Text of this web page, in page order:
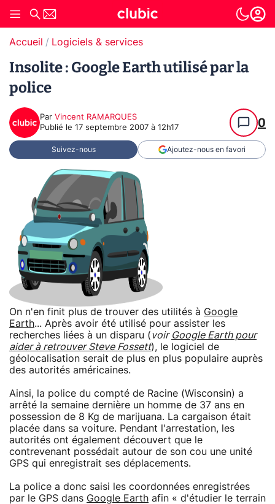
Accueil Logiciels & services
Insolite : Google Earth utilisé par la
police
Par Vincent RAMARQUES
Publié le 17 septembre 2007 à 12h17 0
Suivez-nous Ajoutez-nous en favori
On n'en finit plus de trouver des utilités à Google
Earth... Après avoir été utilisé pour assister les
recherches liées à un disparu (voir Google Earth pour
aider à retrouver Steve Fossett), le logiciel de
géolocalisation serait de plus en plus populaire auprès
des autorités américaines.
Ainsi, la police du compté de Racine (Wisconsin) a
arrêté la semaine dernière un homme de 37 ans en
possession de 8 Kg de marijuana. La cargaison était
placée dans sa voiture. Pendant l'arrestation, les
autorités ont également découvert que le
contrevenant possédait autour de son cou une unité
GPS qui enregistrait ses déplacements.
La police a donc saisi les coordonnées enregistrées
par le GPS dans Google Earth afin « d'étudier le terrain